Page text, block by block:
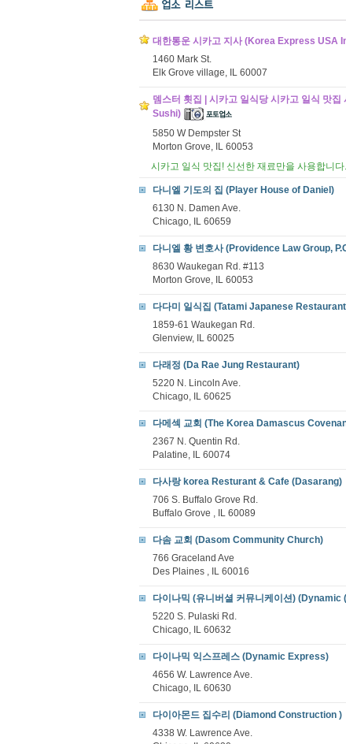
대한통운 시카고 지사 (Korea Express USA
1460 Mark St.
Elk Grove village, IL 60007
뎀스터 횟집 | 시카고 일식당 시카고 일식 맛
Sushi)
5850 W Dempster St
Morton Grove, IL 60053
시카고 일식 맛집! 신선한 재료만을 사용합니다.
다니엘 기도의 집 (Player House of Daniel)
6130 N. Damen Ave.
Chicago, IL 60659
다니엘 황 변호사 (Providence Law Group,
8630 Waukegan Rd. #113
Morton Grove, IL 60053
다다미 일식집 (Tatami Japanese
1859-61 Waukegan Rd.
Glenview, IL 60025
다래정 (Da Rae Jung Restaurant)
5220 N. Lincoln Ave.
Chicago, IL 60625
다메섹 교회 (The Korea Damascus
2367 N. Quentin Rd.
Palatine, IL 60074
다사랑 korea Resturant & Cafe (Dasarang)
706 S. Buffalo Grove Rd.
Buffalo Grove , IL 60089
다솜 교회 (Dasom Community Church)
766 Graceland Ave
Des Plaines , IL 60016
다이나믹 (유니버셜 커뮤니케이션)
5220 S. Pulaski Rd.
Chicago, IL 60632
다이나믹 익스프레스 (Dynamic Express)
4656 W. Lawrence Ave.
Chicago, IL 60630
다이아몬드 집수리 (Diamond Construction )
4338 W. Lawrence Ave.